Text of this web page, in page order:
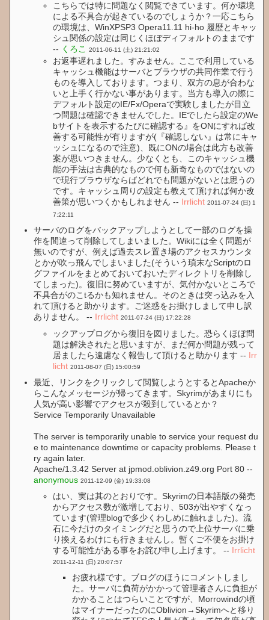
こちらでは特に問題なく閲覧できています。何か環境
による不具合が起きているのでしょうか？一応こちら
の環境は、WinXPSP3 Opera11.11 hi-ho 履歴とキャッ
シュ関係の設定は同じくほぼディフォルトのままです
-- くろこ 2011-06-11 (土) 21:21:02
お返事遅れました。すみません。ここで利用している
キャッシュ機能はサーバとブラウザの共同作業で行う
ものを導入しております。つまり、双方の息が合わな
いと上手く行かない事があります。当方も導入の際に
デフォルト設定のIE/Fx/Operaで実験しましたが目立
つ問題は確認できませんでした。IEでしたら設定のWe
bサイトを表示するたびに確認する』をONにすれば改
善する可能性が有りますが(『確認しない』は常にキャ
ッシュになるので注意)、既にONの場合は此方も改善
案が思いつきません。少なくとも、このキャッシュ機
能の手法は古典的なもので何も新奇なものではないの
で現行ブラウザならばどれでも問題がないとは思うの
です。キャッシュ周りの設定も教えて頂ければ何か改
善策が思いつくかもしれません -- Irrlicht 2011-07-24 (日) 1
7:22:11
サーバのログをバックアップしようとして一部のログを操
作を間違って削除してしまいました。Wikiには全く問題が
無いのですが、例えば過去スレ置き場のアクセスカウンタ
とかが吹っ飛んでしまいました(そういう瑣末なScriptのロ
グファイルをまとめておいておいたディレクトリを削除し
てしまった)。復旧に努めていますが、気付かないところで
不具合がのこtるかも知れません。そのときは突っ込みを入
れて頂けると助かります。ご迷惑をお掛けしまして申し訳
ありません。 -- Irrlicht 2011-07-24 (日) 17:22:28
ックアップログから復旧を図りました。恐らくほぼ問
題は解決されたと思いますが、まだ何か問題が残って
居ましたら遠慮なく報告して頂けると助かります -- Irr
licht 2011-08-07 (日) 15:00:59
最近、リンクをクリックして閲覧しようとするとApacheか
らこんなメッセージが帰ってきます。Skyrimがあまりにも
人気が高い影響でアクセスが殺到しているとか？
Service Temporarily Unavailable
The server is temporarily unable to service your request du
e to maintenance downtime or capacity problems. Please t
ry again later.
Apache/1.3.42 Server at jpmod.oblivion.z49.org Port 80 --
anonymous 2011-12-09 (金) 19:33:08
はい、実は其のとおりです。Skyrimの日本語版の発売
からアクセス数が激増しており、503が出やすくなっ
ています(管理blogで多少くわしめに触れました)。流
石に今だけのタイミングだと思うので上位サーバに乗
り換えるわけにも行きませんし。暫くご不便をお掛け
する可能性がある事をお詫び申し上げます。 -- Irrlicht
2011-12-11 (日) 20:07:57
お疲れ様です。ブログのほうにコメントしまし
た。サーバに負荷がかかって管理者さんに負担が
かかることはつらいことですが、Morrowindの頃
はマイナーだったのにOblivion→Skyrimへと移り